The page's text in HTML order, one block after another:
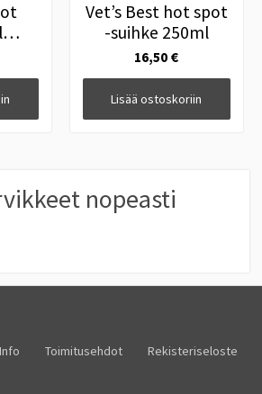
Vet’s Best hot spot
-suihke 250ml
16,50 €
Lisää ostoskoriin
nopeasti
Info Toimitusehdot
Rekisteriseloste